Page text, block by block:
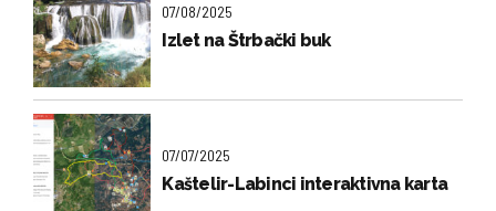
07/08/2025
Izlet na Štrbački buk
07/07/2025
Kaštelir-Labinci interaktivna karta